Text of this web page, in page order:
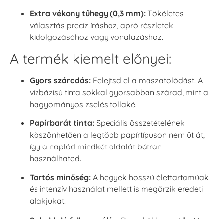
Extra vékony tűhegy (0,3 mm): Tökéletes
választás precíz íráshoz, apró részletek
kidolgozásához vagy vonalazáshoz.
A termék kiemelt előnyei:
Gyors száradás: Felejtsd el a maszatolódást! A
vízbázisú tinta sokkal gyorsabban szárad, mint a
hagyományos zselés tollaké.
Papírbarát tinta: Speciális összetételének
köszönhetően a legtöbb papírtípuson nem üt át,
így a naplód mindkét oldalát bátran
használhatod.
Tartós minőség: A hegyek hosszú élettartamúak
és intenzív használat mellett is megőrzik eredeti
alakjukat.